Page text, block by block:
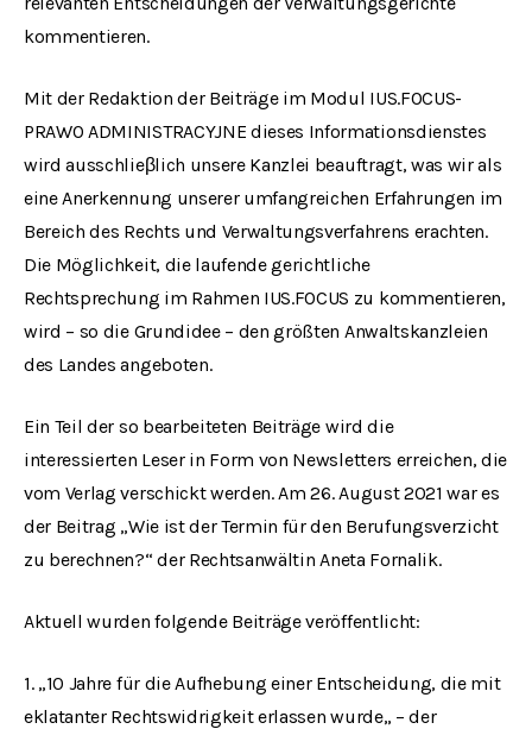
kommentieren.
Mit der Redaktion der Beiträge im Modul IUS.FOCUS-
PRAWO ADMINISTRACYJNE dieses Informationsdienstes
wird ausschlieβlich unsere Kanzlei beauftragt, was wir als
eine Anerkennung unserer umfangreichen Erfahrungen im
Bereich des Rechts und Verwaltungsverfahrens erachten.
Die Möglichkeit, die laufende gerichtliche
Rechtsprechung im Rahmen IUS.FOCUS zu kommentieren,
wird – so die Grundidee – den größten Anwaltskanzleien
des Landes angeboten.
Ein Teil der so bearbeiteten Beiträge wird die
interessierten Leser in Form von Newsletters erreichen, die
vom Verlag verschickt werden. Am 26. August 2021 war es
der Beitrag „Wie ist der Termin für den Berufungsverzicht
zu berechnen?“ der Rechtsanwältin Aneta Fornalik.
Aktuell wurden folgende Beiträge veröffentlicht:
1. „10 Jahre für die Aufhebung einer Entscheidung, die mit
eklatanter Rechtswidrigkeit erlassen wurde„ – der